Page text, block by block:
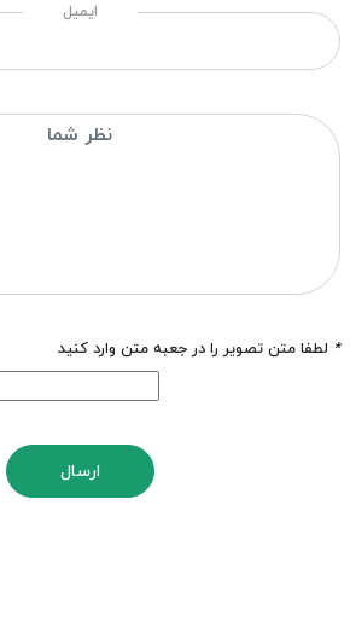
ایمیل
* لطفا متن تصویر را در جعبه متن وارد کنید
ارسال